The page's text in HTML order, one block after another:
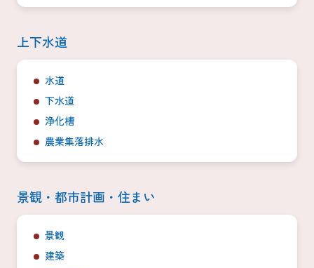
上下水道
水道
下水道
浄化槽
農業集落排水
景観・都市計画・住まい
景観
建築